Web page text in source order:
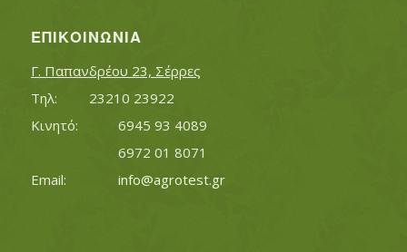
ΕΠΙΚΟΙΝΩΝΊΑ
Γ. Παπανδρέου 23, Σέρρες
Τηλ:		23210 23922
Κινητό:		6945 93 4089
			6972 01 8071
info@agrotest.gr